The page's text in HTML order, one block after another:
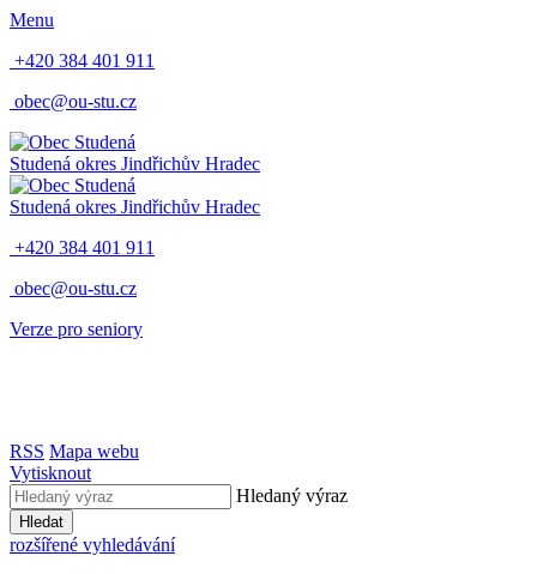
Menu
+420 384 401 911
obec@ou-stu.cz
Studená okres Jindřichův Hradec
Studená okres Jindřichův Hradec
+420 384 401 911
obec@ou-stu.cz
Verze pro seniory
RSS Mapa webu
Vytisknout
Hledaný výraz
Hledat
rozšířené vyhledávání